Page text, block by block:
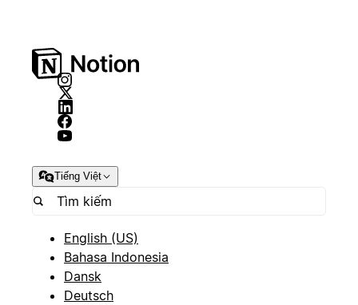
Tiếng Việt
English (US)
Bahasa Indonesia
Dansk
Deutsch